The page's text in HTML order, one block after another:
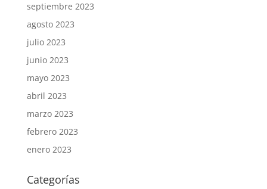
septiembre 2023
agosto 2023
julio 2023
junio 2023
mayo 2023
abril 2023
marzo 2023
febrero 2023
enero 2023
Categorías